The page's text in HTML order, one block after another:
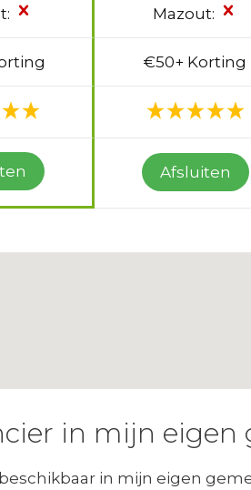
Mazout:
€50+ Korting
Afsluiten
in mijn eigen
in mijn eigen